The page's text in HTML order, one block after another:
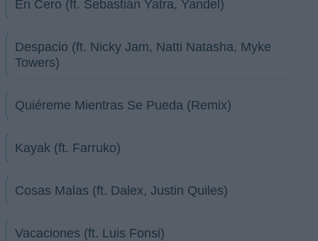
En Cero (ft. Sebastián Yatra, Yandel)
Despacio (ft. Nicky Jam, Natti Natasha, Myke
Towers)
Quiéreme Mientras Se Pueda (Remix)
Kayak (ft. Farruko)
Cosas Malas (ft. Dalex, Justin Quiles)
Vacaciones (ft. Luis Fonsi)